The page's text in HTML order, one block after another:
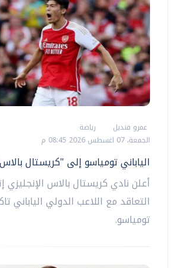
عمرو قنديل
رياضة
الجمعة، 07 اغسطس 2026 08:45 م
الياباني تومياسو إلى "كريستال
أعلن نادي كريستال بالاس
التعاقد مع اللاعب الدولي الياباني
تومياسو.